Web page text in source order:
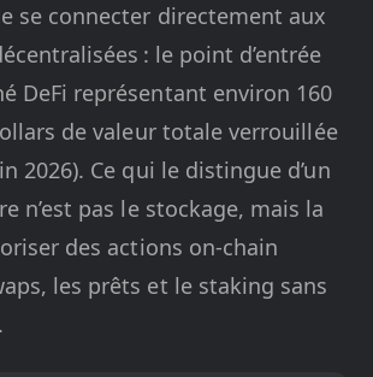
se connecter directement aux
: le point d’entrée
DeFi représentant environ 160
de valeur totale verrouillée
2026). Ce qui le distingue d’un
n’est pas le stockage, mais la
des actions on-chain
les prêts et le staking sans